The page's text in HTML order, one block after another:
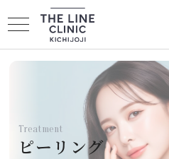
ドクター紹介
Treatment
ピーリング